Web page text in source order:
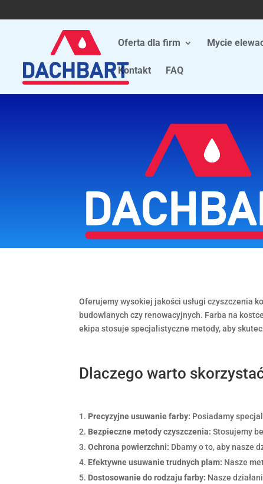
Oferta dla firm Mycie
Kontakt FAQ
Oferujemy wysokiej jakości usługi czyszczenia
budowlanych czy renowacyjnych. Farba na
ekipa stosuje specjalistyczne metody, aby
Dlaczego warto
Precyzyjne usuwanie farby: Posiadamy
Bezpieczne metody czyszczenia: Stosujemy
Ochrona powierzchni: Dbamy o to, aby nasze
Efektywne usuwanie trudnych plam: Nasze
Dostosowanie do rodzaju farby: Nasze